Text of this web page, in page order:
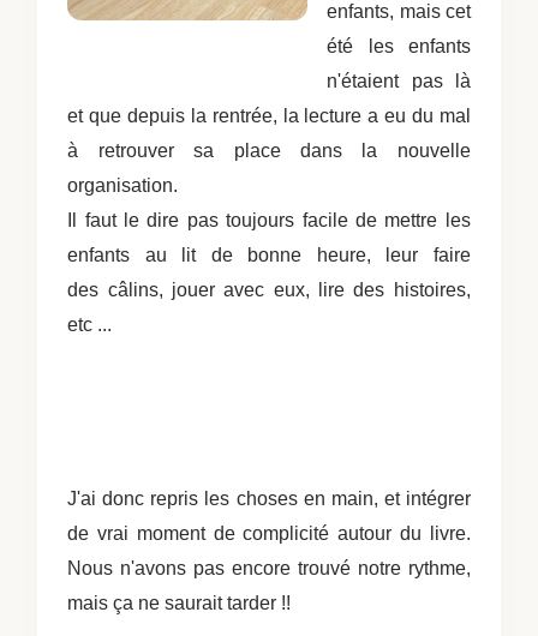
enfants, mais cet
été les enfants
n'étaient pas là
et que depuis la rentrée, la lecture a eu du mal
à retrouver sa place dans la nouvelle
organisation.
Il faut le dire pas toujours facile de mettre les
enfants au lit de bonne heure, leur faire
des câlins, jouer avec eux, lire des histoires,
etc ...
J'ai donc repris les choses en main, et intégrer
de vrai moment de complicité autour du livre.
Nous n'avons pas encore trouvé notre rythme,
mais ça ne saurait tarder !!